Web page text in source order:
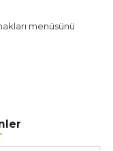
menüsünü